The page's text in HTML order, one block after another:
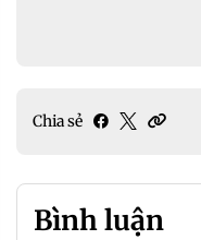
Chia sẻ
Bình luận